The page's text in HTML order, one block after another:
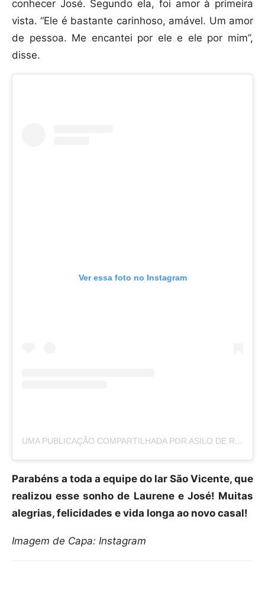
conhecer José. Segundo ela, foi amor à primeira
vista. “Ele é bastante carinhoso, amável. Um amor
de pessoa. Me encantei por ele e ele por mim”,
disse.
Ver essa foto no Instagram
UMA PUBLICAÇÃO COMPARTILHADA POR ASILO DE RIO DO SUL (@LARSAOVICENTE)
Parabéns a toda a equipe do lar São Vicente, que
realizou esse sonho de Laurene e José! Muitas
alegrias, felicidades e vida longa ao novo casal!
Imagem de Capa: Instagram